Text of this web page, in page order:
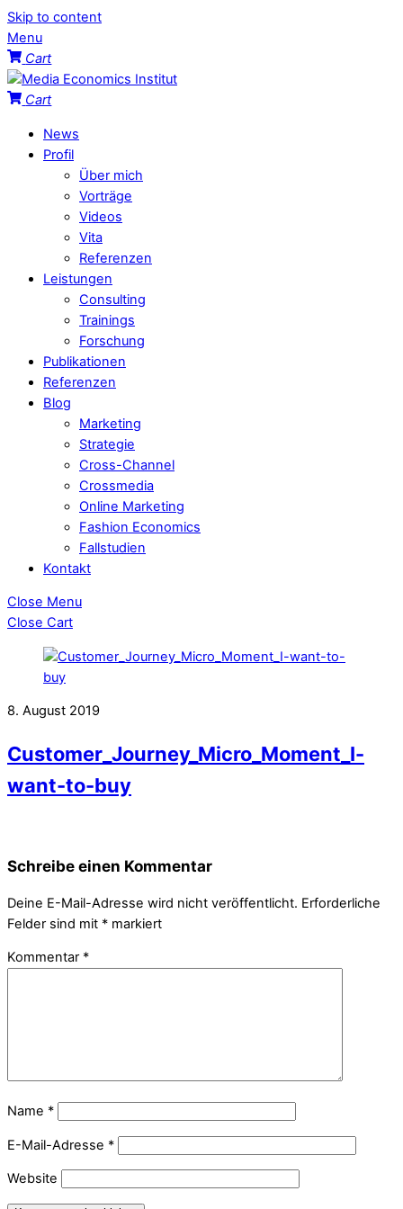
Skip to content
Menu
Cart
Cart
News
Profil
Über mich
Vorträge
Videos
Vita
Referenzen
Leistungen
Consulting
Trainings
Forschung
Publikationen
Referenzen
Blog
Marketing
Strategie
Cross-Channel
Crossmedia
Online Marketing
Fashion Economics
Fallstudien
Kontakt
Close Menu
Close Cart
8. August 2019
Customer_Journey_Micro_Moment_I-
want-to-buy
Schreibe einen Kommentar
Deine E-Mail-Adresse wird nicht veröffentlicht. Erforderliche
Felder sind mit * markiert
Kommentar *
Name *
E-Mail-Adresse *
Website